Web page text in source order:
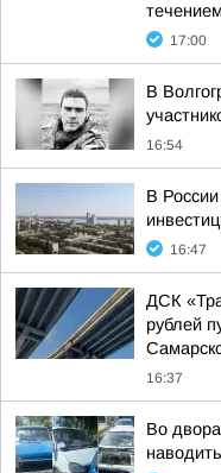
течением
17:00
В
16:54
В
16:47
ДСК
рублей
16:37
Во